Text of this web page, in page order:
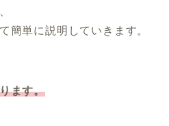
簡単に説明していきます。
ます。